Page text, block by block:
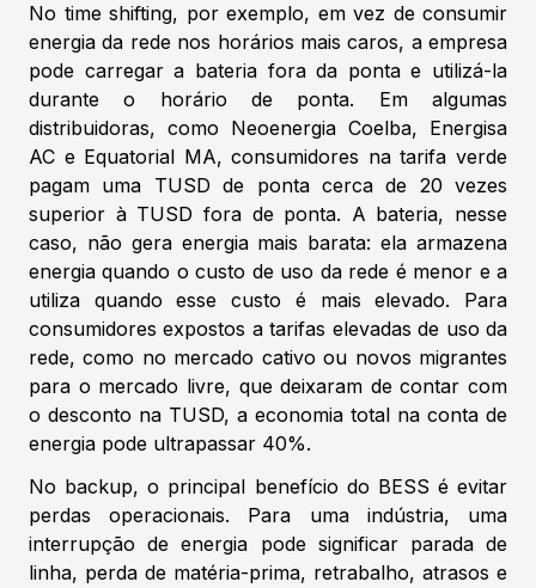
No time shifting, por exemplo, em vez de consumir
energia da rede nos horários mais caros, a empresa
pode carregar a bateria fora da ponta e utilizá-la
durante o horário de ponta. Em algumas
distribuidoras, como Neoenergia Coelba, Energisa
AC e Equatorial MA, consumidores na tarifa verde
pagam uma TUSD de ponta cerca de 20 vezes
superior à TUSD fora de ponta. A bateria, nesse
caso, não gera energia mais barata: ela armazena
energia quando o custo de uso da rede é menor e a
utiliza quando esse custo é mais elevado. Para
consumidores expostos a tarifas elevadas de uso da
rede, como no mercado cativo ou novos migrantes
para o mercado livre, que deixaram de contar com
o desconto na TUSD, a economia total na conta de
energia pode ultrapassar 40%.
No backup, o principal benefício do BESS é evitar
perdas operacionais. Para uma indústria, uma
interrupção de energia pode significar parada de
linha, perda de matéria-prima, retrabalho, atrasos e